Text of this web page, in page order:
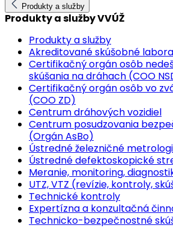
Produkty a služby
Produkty a služby VVÚŽ
Produkty a služby
Akreditované skúšobné
Certifikačný orgán osôb
skúšania na dráhach (COO
Certifikačný orgán osôb vo
(COO ZD)
Centrum dráhových vozidiel
Centrum posudzovania
(Orgán AsBo)
Ústredné železničné
Ústredné defektoskopické
Meranie, monitoring,
UTZ, VTZ (revízie, kontroly,
Technické kontroly
Expertízna a konzultačná
Technicko-bezpečnostné